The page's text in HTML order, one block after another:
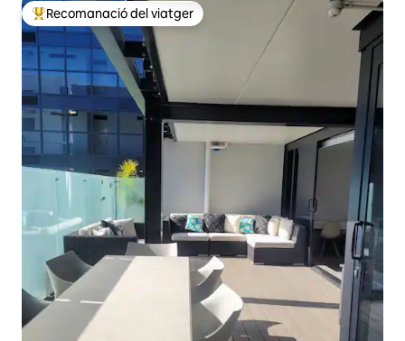
Principals recomanacions dels viatgers
Recomanació del viatger